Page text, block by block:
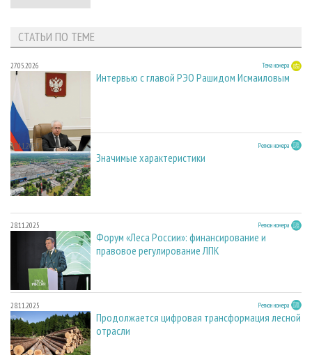
СТАТЬИ ПО ТЕМЕ
27.05.2026 Тема номера
Интервью с главой РЭО Рашидом Исмаиловым
28.11.2025 Регион номера
Значимые характеристики
28.11.2025 Регион номера
Форум «Леса России»: финансирование и
правовое регулирование ЛПК
28.11.2025 Регион номера
Продолжается цифровая трансформация лесной
отрасли